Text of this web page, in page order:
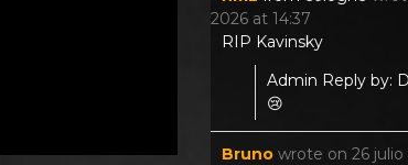
2026 at 14:37
RIP Kavinsky
Admin Reply by:
😢
Bruno wrote on 26 julio